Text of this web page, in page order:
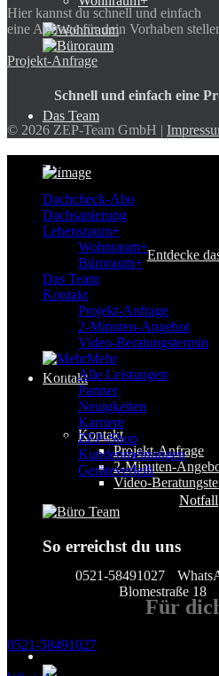
Das Team
Entdecke
Kontakt
Kontakt
Projekt-Anfrage
2-Minuten-
Video-
So erreichst du uns
0521-58491027
Blomestraße 18
Hier kannst du schnell und einfach
eine Anfrage für dein Vorhaben
Projekt-Anfrage
Schnell und einfach eine
© 2026 ZEP-Team GmbH |
ZEP-Team
Dachcheck-Abo
Dachsanierung
Lebensraum+
Wohnraum+
Büroraum+
Das Team
Kontakt
Projekt-Anfrage
2-Minuten-Angebot
Video-Beratungstermin
Mehr
Alle Leistungen
Partner
Neuigkeiten
Karriere
ZEP-Shop
Kundenmeinungen
Geräteverleih
Notfall
Für
0521-58491027